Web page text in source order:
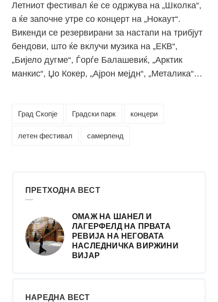
Летниот фестивал ќе се одржува на „Школка“,
а ќе започне утре со концерт на „Нокаут“.
Викенди се резервирани за настапи на трибјут
бендови, што ќе вклучи музика на „ЕКВ“,
„Бијело дугме“, Ѓорѓе Балашевиќ, „Арктик
манкис“, Џо Кокер, „Ајрон мејдн“, „Металика“…
Град Скопје Градски парк концери
летен фестивал самерленд
ПРЕТХОДНА ВЕСТ
ОМАЖ НА ШАНЕЛ И
ЛАГЕРФЕЛД НА ПРВАТА
РЕВИЈА НА НЕГОВАТА
НАСЛЕДНИЧКА ВИРЖИНИ
ВИЈАР
НАРЕДНА ВЕСТ